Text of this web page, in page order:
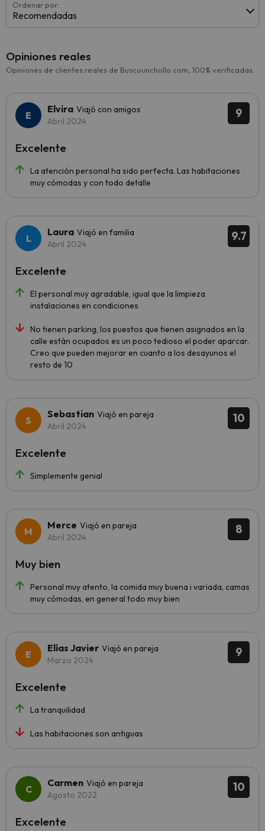
Ordenar por:
Recomendadas
Opiniones reales
Opiniones de clientes reales de Buscounchollo.com, 100% verificadas.
9
Elvira Viajó con amigos
Abril 2024
La atención personal ha sido perfecta. Las habitaciones
muy cómodas y con todo detalle
Excelente
9.7
Laura Viajó en familia
Abril 2024
El personal muy agradable, igual que la limpieza
instalaciones en condiciones
No tienen parking, los puestos que tienen asignados en la
calle están ocupados es un poco tedioso el poder aparcar.
Creo que pueden mejorar en cuanto a los desayunos el
resto de 10
Excelente
10
Sebastian Viajó en pareja
Abril 2024
Simplemente genial
Excelente
8
Merce Viajó en pareja
Abril 2024
Personal muy atento, la comida muy buena i variada, camas
muy cómodas, en general todo muy bien
Muy bien
9
Elías Javier Viajó en pareja
Marzo 2024
La tranquilidad
Las habitaciones son antiguas
Excelente
10
Carmen Viajó en pareja
Agosto 2022
Excelente